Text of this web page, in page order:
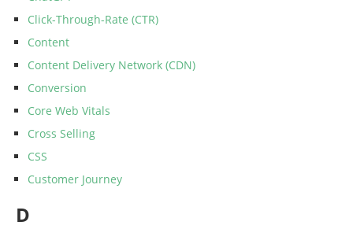
Click-Through-Rate (CTR)
Content
Content Delivery Network (CDN)
Conversion
Core Web Vitals
Cross Selling
CSS
Customer Journey
D